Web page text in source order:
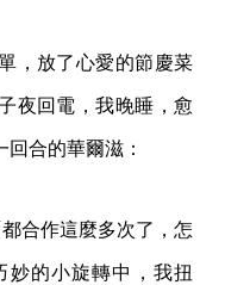
，放了心愛的節慶菜
夜回電，我晚睡，愈
合的華爾滋：
合作這麼多次了，怎
妙的小旋轉中，我扭